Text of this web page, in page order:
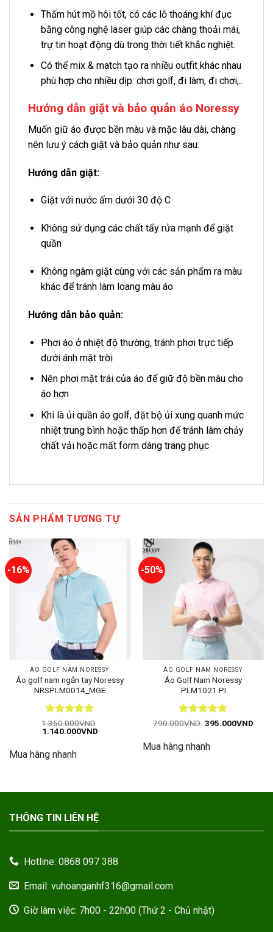
Thấm hút mồ hôi tốt, có các lỗ thoáng khí đục
bằng công nghệ laser giúp các chàng thoải mái,
trự tin hoạt động dù trong thời tiết khắc nghiệt.
Có thể mix & match tạo ra nhiều outfit khác nhau
phù hợp cho nhiều dịp: chơi golf, đi làm, đi chơi,..
Hướng dẫn giặt và bảo quản áo Noressy
Muốn giữ áo được bền màu và mặc lâu dài, chàng
nên lưu ý cách giặt và bảo quản như sau:
Hướng dẫn giặt:
Giặt với nước ấm dưới 30 độ C
Không sử dụng các chất tẩy rửa mạnh để giặt
quần
Không ngâm giặt cùng với các sản phẩm ra màu
khác để tránh làm loang màu áo
Hướng dẫn bảo quản:
Phơi áo ở nhiệt độ thường, tránh phơi trực tiếp
dưới ánh mặt trời
Nên phơi mặt trái của áo để giữ độ bền màu cho
áo hơn
Khi là ủi quần áo golf, đặt bộ ủi xung quanh mức
nhiệt trung bình hoặc thấp hơn để tránh làm chảy
chất vải hoặc mất form dáng trang phục
SẢN PHẨM TƯƠNG TỰ
-16%
ÁO GOLF NAM NORESSY
Áo golf nam ngắn tay Noressy
NRSPLM0014_MGE
Được xếp
hạng55
1.350.000VND
Giá
1.350.000VND.
1.140.000VNDGiá
Mua hàng nhanh
-50%
ÁO GOLF NAM NORESSY
Áo Golf Nam Noressy
PLM1021 PI
Được xếp
sao
790.000VND Giá
790.000VND.
395.000VND
Mua hàng nhanh
THÔNG TIN LIÊN HỆ
Hotline: 0868 097 388
Email: vuhoanganhf316@gmail.com
Giờ làm việc: 7h00 - 22h00 (Thứ 2 - Chủ nhật)